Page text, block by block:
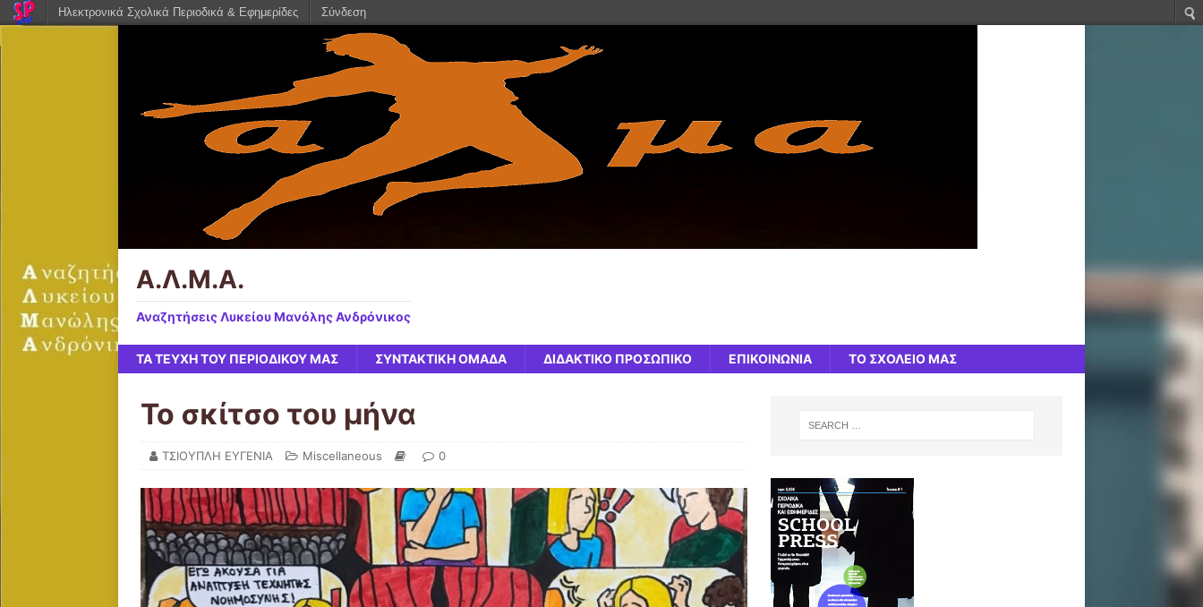
Α.Λ.Μ.Α.
Αναζητήσεις Λυκείου Μανόλης Ανδρόνικος
ΤΑ ΤΕΥΧΗ ΤΟΥ ΠΕΡΙΟΔΙΚΟΥ ΜΑΣ ΣΥΝΤΑΚΤΙΚΗ ΟΜΑΔΑ ΔΙΔΑΚΤΙΚΟ ΠΡΟΣΩΠΙΚΟ ΕΠΙΚΟΙΝΩΝΙΑ ΤΟ ΣΧΟΛΕΙΟ ΜΑΣ
Το σκίτσο του μήνα
ΤΣΙΟΥΠΛΗ ΕΥΓΕΝΙΑ Miscellaneous 0
Ηλεκτρονικά Σχολικά Περιοδικά & Εφημερίδες Σύνδεση